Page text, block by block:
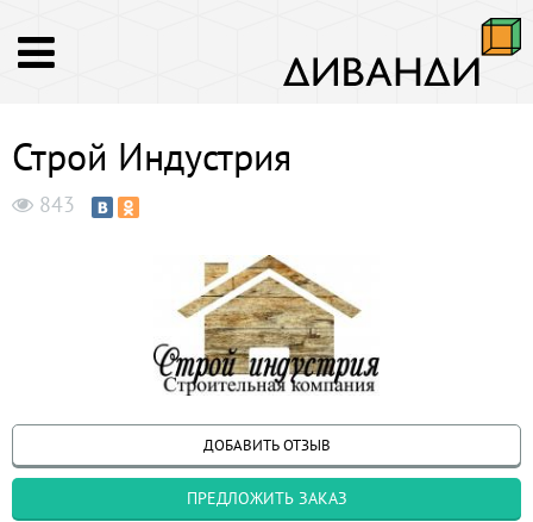
Строй Индустрия
843
ДОБАВИТЬ ОТЗЫВ
ПРЕДЛОЖИТЬ ЗАКАЗ